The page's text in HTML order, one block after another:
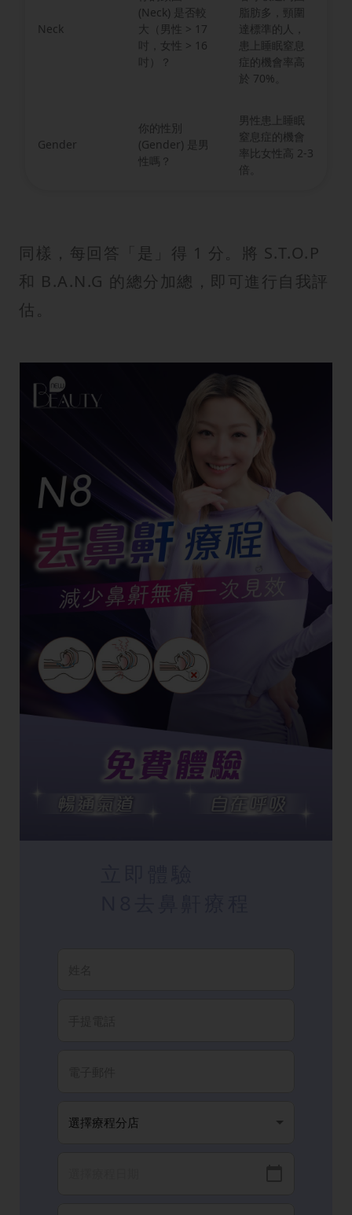
Neck
(Neck) 是否較
大（男性 > 17
吋，女性 > 16
吋）？
脂肪多，頸圍
達標準的人，
患上睡眠窒息
症的機會率高
於 70%。
Gender
你的性別
(Gender) 是男
性嗎？
男性患上睡眠
窒息症的機會
率比女性高 2-3
倍。
同樣，每回答「是」得 1 分。將 S.T.O.P
和 B.A.N.G 的總分加總，即可進行自我評
估。